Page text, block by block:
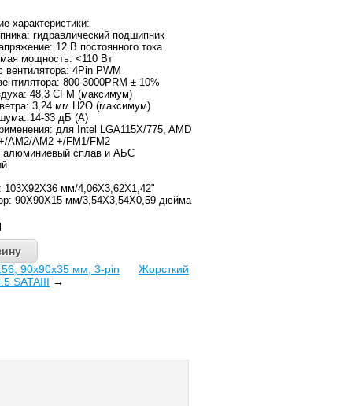
характеристики:
гидравлический подшипник
12 В постоянного тока
мощность: <110 Вт
вентилятора: 4Pin PWM
800-3000PRM ± 10%
48,3 CFM (максимум)
3,24 мм H2O (максимум)
14-33 дБ (A)
для Intel LGA115X/775, AMD
AM2/AM2 +/FM1/FM2
алюминиевый сплав и АБС
103X92X36 мм/4,06X3,62X1,42"
90X90X15 мм/3,54X3,54X0,59 дюйма
90x90x35 мм, 3-pin
Жорсткий
SATAIII →